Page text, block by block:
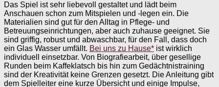
Das Spiel ist sehr liebevoll gestaltet und lädt beim
Anschauen schon zum Mitspielen und -legen ein. Die
Materialien sind gut für den Alltag in Pflege- und
Betreuungseinrichtungen, aber auch zuhause geeignet. Sie
sind griffig, robust und abwaschbar, für den Fall, dass doch
ein Glas Wasser umfällt. Bei uns zu Hause* ist wirklich
individuell einsetzbar. Von Biografiearbeit, über gesellige
Runden beim Kaffeklatsch bis hin zum Gedächtnistraining
sind der Kreativität keine Grenzen gesetzt. Die Anleitung gibt
dem Spielleiter eine kurze Übersicht und einige Impulse,